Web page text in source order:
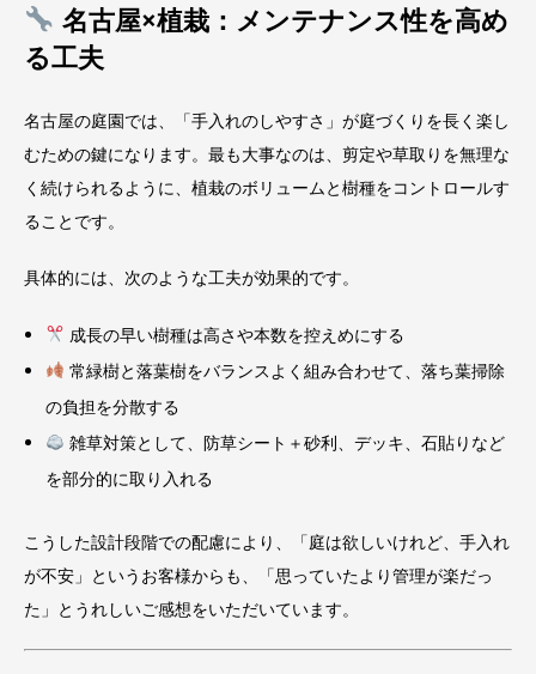
名古屋×植栽：メンテナンス性を高め
る工夫
名古屋の庭園では、「手入れのしやすさ」が庭づくりを長く楽し
むための鍵になります。最も大事なのは、剪定や草取りを無理な
く続けられるように、植栽のボリュームと樹種をコントロールす
ることです。
具体的には、次のような工夫が効果的です。
成長の早い樹種は高さや本数を控えめにする
常緑樹と落葉樹をバランスよく組み合わせて、落ち葉掃除
の負担を分散する
雑草対策として、防草シート＋砂利、デッキ、石貼りなど
を部分的に取り入れる
こうした設計段階での配慮により、「庭は欲しいけれど、手入れ
が不安」というお客様からも、「思っていたより管理が楽だっ
た」とうれしいご感想をいただいています。